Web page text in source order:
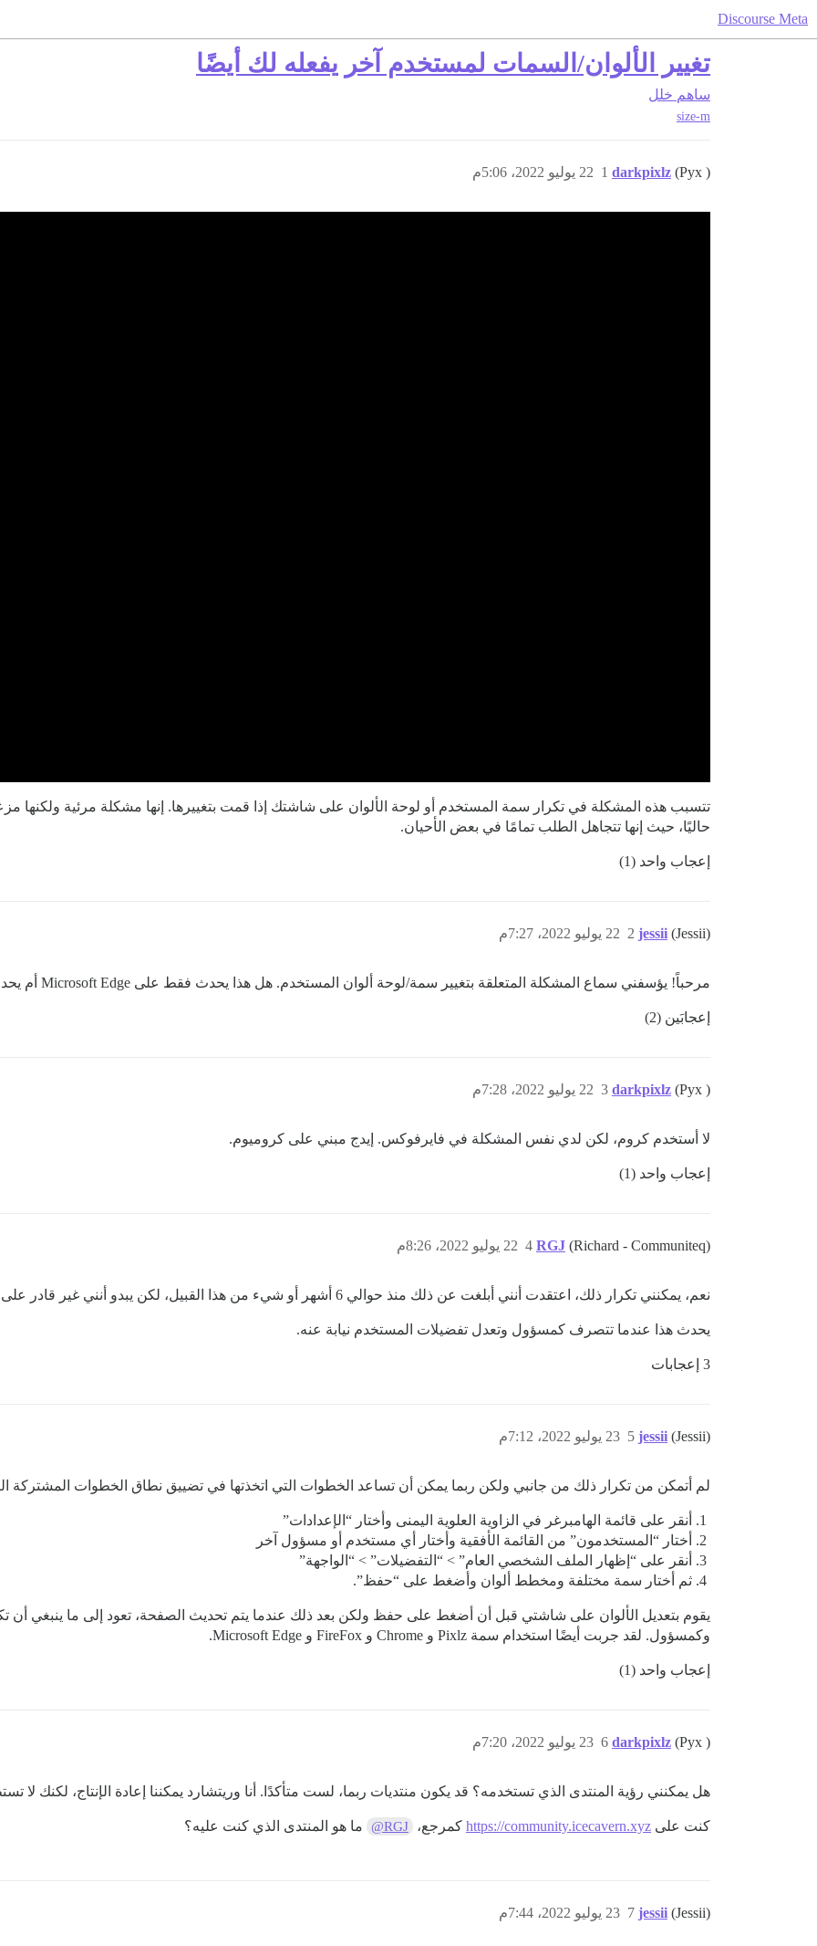
Discourse Meta
تغيير الألوان/السمات لمستخدم آخر يفعله لك أيضًا
ساهم خلل
size-m
darkpixlz (Pyx ) 22 يوليو 2022، 5:06م 1
تتسبب هذه المشكلة في تكرار سمة المستخدم أو لوحة الألوان على شاشتك إذا قمت بتغييرها. إنها مشكلة مرئية ولكنها
حاليًا، حيث إنها تتجاهل الطلب تمامًا في بعض الأحيان.
إعجاب واحد (1)
jessii (Jessii) 22 يوليو 2022، 7:27م 2
مرحباً! يؤسفني سماع المشكلة المتعلقة بتغيير سمة/لوحة ألوان المستخدم. هل هذا يحدث فقط على Microsoft Edge أم يحدث لك أيضاً على Chrome؟
إعجابَين (2)
darkpixlz (Pyx ) 22 يوليو 2022، 7:28م 3
لا أستخدم كروم، لكن لدي نفس المشكلة في فايرفوكس. إيدج مبني على كروميوم.
إعجاب واحد (1)
RGJ (Richard - Communiteq) 22 يوليو 2022، 8:26م 4
نعم، يمكنني تكرار ذلك، اعتقدت أنني أبلغت عن ذلك منذ حوالي 6 أشهر أو شيء من هذا القبيل، لكن يبدو أنني غير قادر على العثور عليه (لذا ربما لم أبلغ عنه على الإطلاق).
يحدث هذا عندما تتصرف كمسؤول وتعدل تفضيلات المستخدم نيابة عنه.
3 إعجابات
jessii (Jessii) 23 يوليو 2022، 7:12م 5
لم أتمكن من تكرار ذلك من جانبي ولكن ربما يمكن أن تساعد الخطوات التي اتخذتها في تضييق نطاق الخطوات المشتركة
أنقر على قائمة الهامبرغر في الزاوية العلوية اليمنى وأختار “الإعدادات”
أختار “المستخدمون” من القائمة الأفقية وأختار أي مستخدم أو مسؤول آخر
أنقر على “إظهار الملف الشخصي العام” > “التفضيلات” > “الواجهة”
ثم أختار سمة مختلفة ومخطط ألوان وأضغط على “حفظ”.
يقوم بتعديل الألوان على شاشتي قبل أن أضغط على حفظ ولكن بعد ذلك عندما يتم تحديث الصفحة، تعود إلى ما ينبغي أن
وكمسؤول. لقد جربت أيضًا استخدام سمة Pixlz و Chrome و FireFox و Microsoft Edge.
إعجاب واحد (1)
darkpixlz (Pyx ) 23 يوليو 2022، 7:20م 6
هل يمكنني رؤية المنتدى الذي تستخدمه؟ قد يكون منتديات ربما، لست متأكدًا. أنا وريتشارد يمكننا إعادة الإنتاج، لكنك لا
كنت على https://community.icecavern.xyz كمرجع، @RGJ ما هو المنتدى الذي كنت عليه؟
jessii (Jessii) 23 يوليو 2022، 7:44م 7